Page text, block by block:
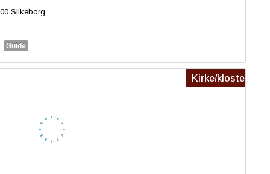
Silkeborg
Guide
Kirke/kloster